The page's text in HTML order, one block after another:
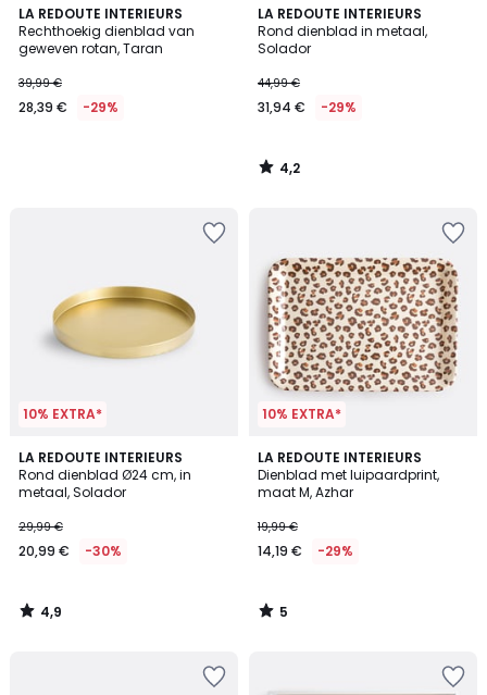
LA REDOUTE INTERIEURS
Rechthoekig dienblad van
geweven rotan, Taran
39,99 €
28,39 € -29%
LA REDOUTE INTERIEURS
Rond dienblad in metaal,
Solador
44,99 €
31,94 € -29%
4,2
/ 5
4,2
/
10% EXTRA*
LA REDOUTE INTERIEURS
Rond dienblad Ø24 cm, in
metaal, Solador
29,99 €
20,99 € -30%
4,9
/ 5
4,9
/
10% EXTRA*
LA REDOUTE INTERIEURS
Dienblad met luipaardprint,
maat M, Azhar
19,99 €
14,19 € -29%
5
/
5
5
/